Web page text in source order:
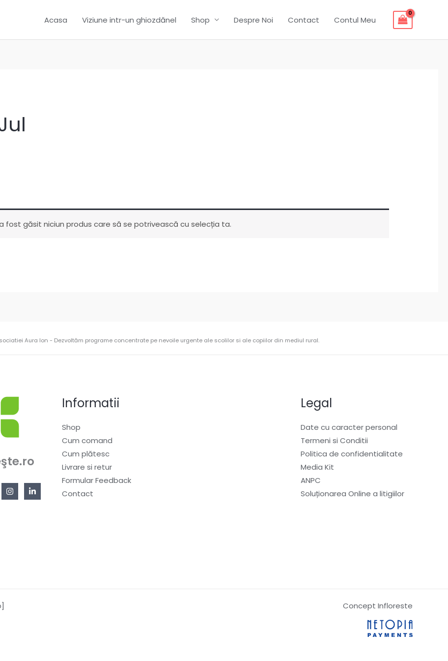
Acasa Viziune intr-un ghiozdănel Shop Despre Noi Contact Contul Meu
fost găsit niciun produs care să se potrivească cu selecția ta.
Aura Ion - Dezvoltăm programe concentrate pe nevoile urgente ale scolilor si ale copiilor din mediul rural.
Informatii
Shop
Cum comand
Cum plătesc
Livrare si retur
Formular Feedback
Contact
Legal
Date cu caracter personal
Termeni si Conditii
Politica de confidentialitate
Media Kit
ANPC
Soluționarea Online a litigiilor
Concept Infloreste